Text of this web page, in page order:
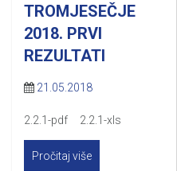
TROMJESEČJE
2018. PRVI
REZULTATI
21.05.2018
2.2.1-pdf 2.2.1-xls
Pročitaj više